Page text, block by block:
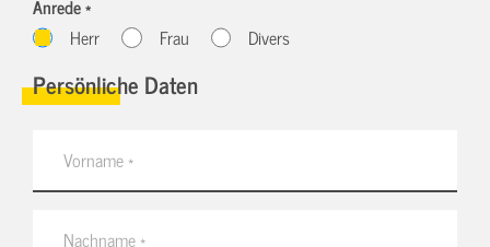
Anrede *
Herr
Frau Divers
Persönliche Daten